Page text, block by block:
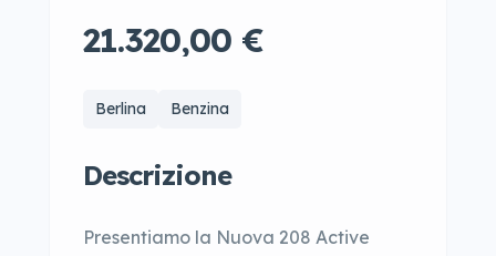
21.320,00 €
Berlina Benzina
Descrizione
Presentiamo la Nuova 208 Active